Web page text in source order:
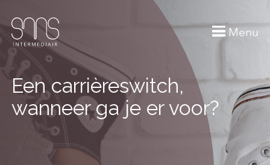
Menu
Een carrièreswitch,
wanneer ga je er voor?